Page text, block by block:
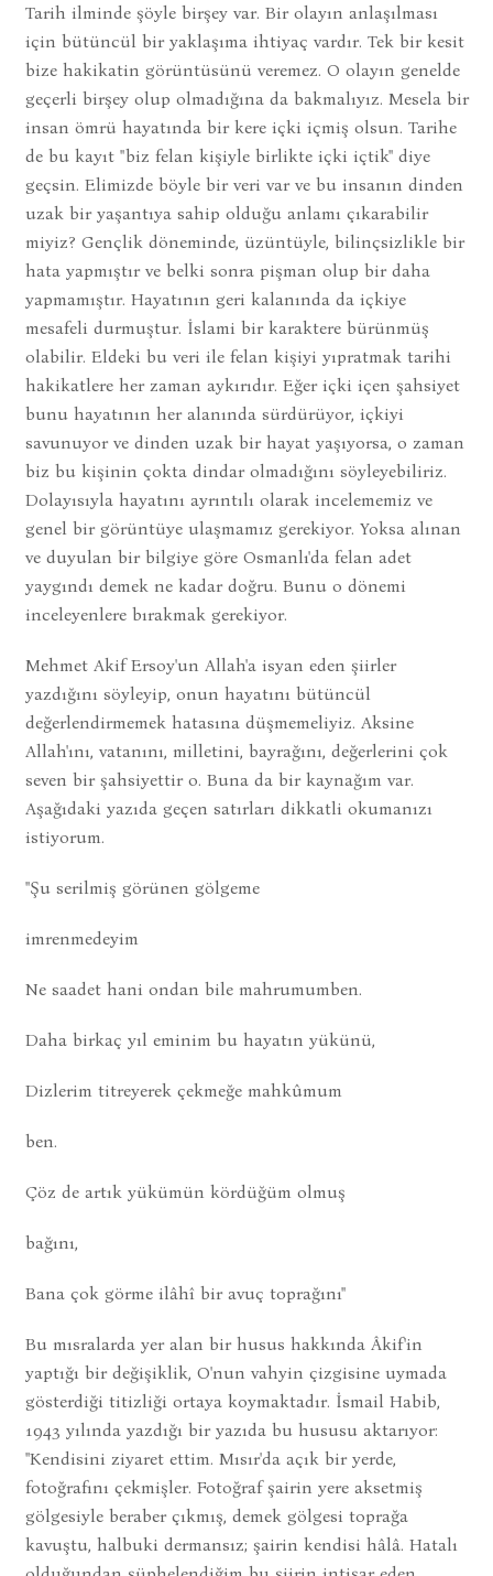
Tarih ilminde şöyle birşey var. Bir olayın anlaşılması
için bütüncül bir yaklaşıma ihtiyaç vardır. Tek bir kesit
bize hakikatin görüntüsünü veremez. O olayın genelde
geçerli birşey olup olmadığına da bakmalıyız. Mesela bir
insan ömrü hayatında bir kere içki içmiş olsun. Tarihe
de bu kayıt "biz felan kişiyle birlikte içki içtik" diye
geçsin. Elimizde böyle bir veri var ve bu insanın dinden
uzak bir yaşantıya sahip olduğu anlamı çıkarabilir
miyiz? Gençlik döneminde, üzüntüyle, bilinçsizlikle bir
hata yapmıştır ve belki sonra pişman olup bir daha
yapmamıştır. Hayatının geri kalanında da içkiye
mesafeli durmuştur. İslami bir karaktere bürünmüş
olabilir. Eldeki bu veri ile felan kişiyi yıpratmak tarihi
hakikatlere her zaman aykırıdır. Eğer içki içen şahsiyet
bunu hayatının her alanında sürdürüyor, içkiyi
savunuyor ve dinden uzak bir hayat yaşıyorsa, o zaman
biz bu kişinin çokta dindar olmadığını söyleyebiliriz.
Dolayısıyla hayatını ayrıntılı olarak incelememiz ve
genel bir görüntüye ulaşmamız gerekiyor. Yoksa alınan
ve duyulan bir bilgiye göre Osmanlı'da felan adet
yaygındı demek ne kadar doğru. Bunu o dönemi
inceleyenlere bırakmak gerekiyor.
Mehmet Akif Ersoy'un Allah'a isyan eden şiirler
yazdığını söyleyip, onun hayatını bütüncül
değerlendirmemek hatasına düşmemeliyiz. Aksine
Allah'ını, vatanını, milletini, bayrağını, değerlerini çok
seven bir şahsiyettir o. Buna da bir kaynağım var.
Aşağıdaki yazıda geçen satırları dikkatli okumanızı
istiyorum.
"Şu serilmiş görünen gölgeme
imrenmedeyim
Ne saadet hani ondan bile mahrumumben.
Daha birkaç yıl eminim bu hayatın yükünü,
Dizlerim titreyerek çekmeğe mahkûmum
ben.
Çöz de artık yükümün kördüğüm olmuş
bağını,
Bana çok görme ilâhî bir avuç toprağını"
Bu mısralarda yer alan bir husus hakkında Âkif'in
yaptığı bir değişiklik, O'nun vahyin çizgisine uymada
gösterdiği titizliği ortaya koymaktadır. İsmail Habib,
1943 yılında yazdığı bir yazıda bu hususu aktarıyor:
"Kendisini ziyaret ettim. Mısır'da açık bir yerde,
fotoğrafını çekmişler. Fotoğraf şairin yere aksetmiş
gölgesiyle beraber çıkmış, demek gölgesi toprağa
kavuştu, halbuki dermansız; şairin kendisi hâlâ. Hatalı